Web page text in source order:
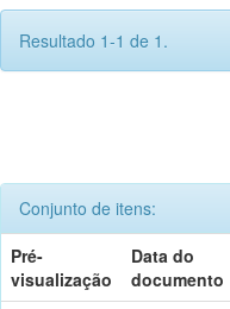
Resultado 1-1 de 1.
Conjunto de itens:
Pré-
visualização
Data do
documento